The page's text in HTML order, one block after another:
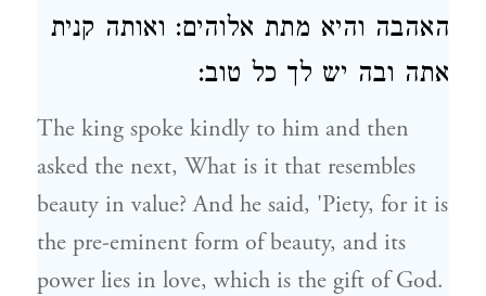
האהבה והיא מתת אלוהים: ואותה קנית
אתה ובה יש לך כל טוב:
The king spoke kindly to him and then
asked the next, What is it that resembles
beauty in value? And he said, 'Piety, for it is
the pre-eminent form of beauty, and its
power lies in love, which is the gift of God.